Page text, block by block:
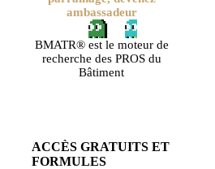
ambassadeur
BMATR® est le moteur de
recherche des PROS du
Bâtiment
ACCÈS GRATUITS ET
FORMULES